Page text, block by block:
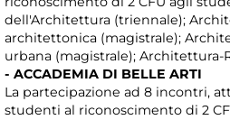
dell'Architettura (triennale);
architettonica (magistrale);
urbana (magistrale); Architettura-
- ACCADEMIA DI BELLE ARTI
La partecipazione ad 8 incontri,
studenti al riconoscimento di 2